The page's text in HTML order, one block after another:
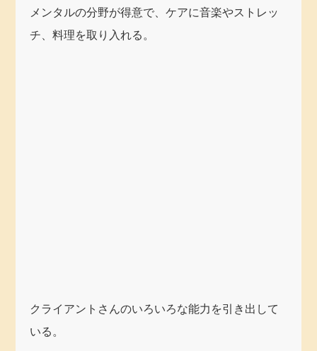
メンタルの分野が得意で、ケアに音楽やストレッ
チ、料理を取り入れる。
クライアントさんのいろいろな能力を引き出して
いる。